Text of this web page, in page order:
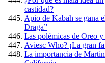
castidad?
Apio de Kabah se gana
Draga”
Las polémicas de Oreo
Aviesc Who? ¡La gran
La importancia de